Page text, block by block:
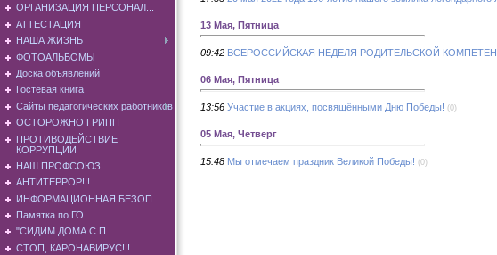
ОРГАНИЗАЦИЯ ПЕРСОНАЛ...
АТТЕСТАЦИЯ
НАША ЖИЗНЬ
ФОТОАЛЬБОМЫ
Доска объявлений
Гостевая книга
Сайты педагогических работников
ОСТОРОЖНО ГРИПП
ПРОТИВОДЕЙСТВИЕ
КОРРУПЦИИ
НАШ ПРОФСОЮЗ
АНТИТЕРРОР!!!
ИНФОРМАЦИОННАЯ БЕЗОП...
Памятка по ГО
"СИДИМ ДОМА С П...
СТОП, КАРОНАВИРУС!!!
13 Мая, Пятница
09:42 ВСЕРОССИЙСКАЯ НЕДЕЛЯ РОДИТЕЛЬСКОЙ
06 Мая, Пятница
13:56 Участие в акциях, посвящёнными Дню Победы! (0)
05 Мая, Четверг
15:48 Мы отмечаем праздник Великой Победы! (0)